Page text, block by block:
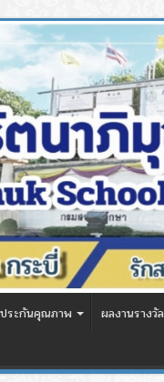
ระกันคุณภาพ ผลงานรางวัล